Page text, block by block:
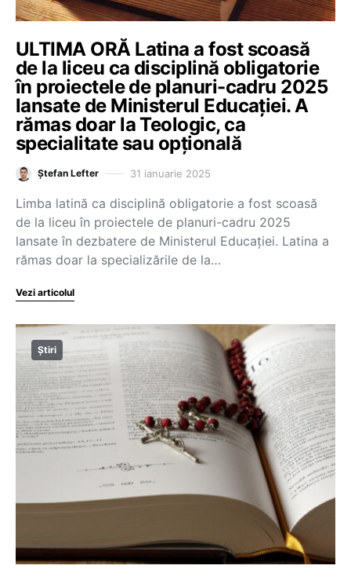
ULTIMA ORĂ Latina a fost scoasă
de la liceu ca disciplină obligatorie
în proiectele de planuri-cadru 2025
lansate de Ministerul Educației. A
rămas doar la Teologic, ca
specialitate sau opțională
Ștefan Lefter 31 ianuarie 2025
Limba latină ca disciplină obligatorie a fost scoasă
de la liceu în proiectele de planuri-cadru 2025
lansate în dezbatere de Ministerul Educației. Latina a
rămas doar la specializările de la…
Vezi articolul
Știri